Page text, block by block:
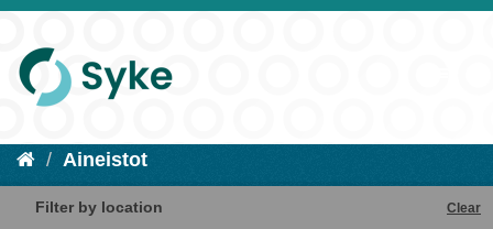
Aineistot
Filter by location Clear